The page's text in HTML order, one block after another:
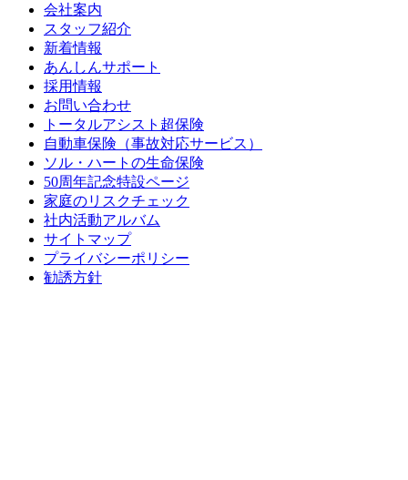
会社案内
スタッフ紹介
新着情報
あんしんサポート
採用情報
お問い合わせ
トータルアシスト超保険
自動車保険（事故対応サービス）
ソル・ハートの生命保険
50周年記念特設ページ
家庭のリスクチェック
社内活動アルバム
サイトマップ
プライバシーポリシー
勧誘方針